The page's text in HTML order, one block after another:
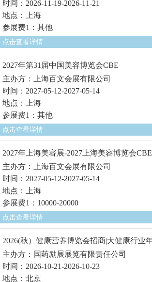
时间：2026-11-19-2026-11-21
地点：上海
参展费1：其他
点击查看详情
2027年第31届中国美容博览会CBE
主办方：上海百文会展有限公司
时间：2027-05-12-2027-05-14
地点：上海
参展费1：其他
点击查看详情
2027年上海美容展-2027上海美容博览会CBE
主办方：上海百文会展有限公司
时间：2027-05-12-2027-05-14
地点：上海
参展费1：10000-20000
点击查看详情
2026(秋）健康营养博览会招商|大健康行业
主办方：国药励展展览有限责任公司
时间：2026-10-21-2026-10-23
地点：北京